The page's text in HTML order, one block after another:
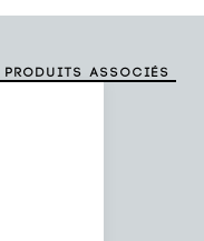
Produits associés